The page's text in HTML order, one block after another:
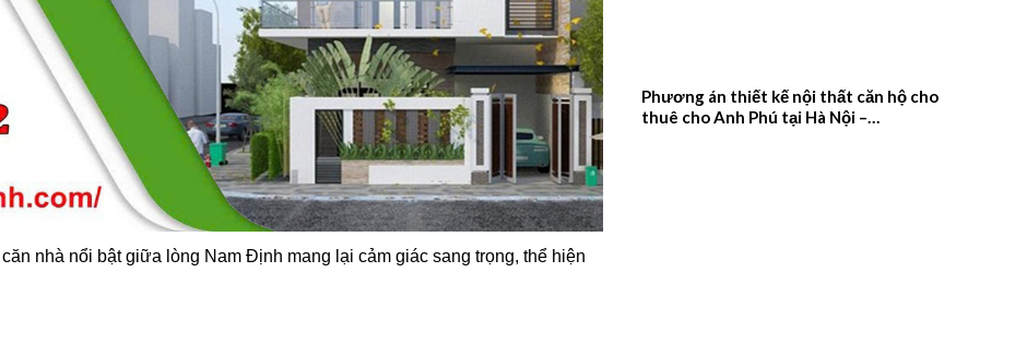
nhà nổi bật giữa lòng Nam Định mang lại cảm giác sang trọng, thể hiện
Phương án thiết kế nội thất căn hộ cho
thuê cho Anh Phú tại Hà Nội –